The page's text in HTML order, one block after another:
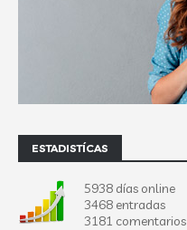
ESTADISTÍCAS
5938 días online
3468 entradas
3181 comentarios